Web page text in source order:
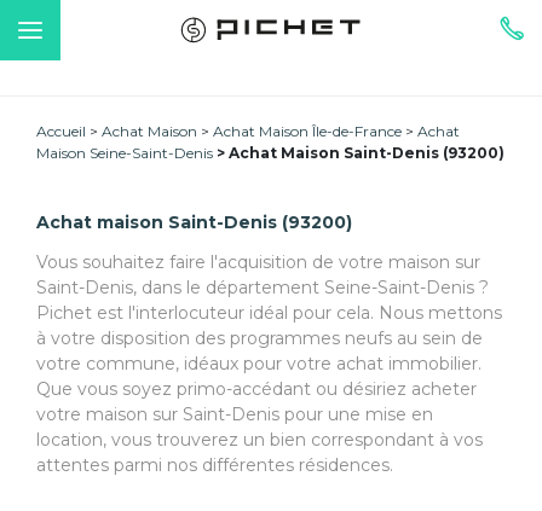
Accueil Achat Maison Achat Maison Île-de-France
Achat
Maison Seine-Saint-Denis
Achat Maison Saint-Denis (93200)
Achat maison Saint-Denis (93200)
Vous souhaitez faire l'acquisition de votre maison sur
Saint-Denis, dans le département Seine-Saint-Denis ?
Pichet est l'interlocuteur idéal pour cela. Nous mettons
à votre disposition des programmes neufs au sein de
votre commune, idéaux pour votre achat immobilier.
Que vous soyez primo-accédant ou désiriez acheter
votre maison sur Saint-Denis pour une mise en
location, vous trouverez un bien correspondant à vos
attentes parmi nos différentes résidences.